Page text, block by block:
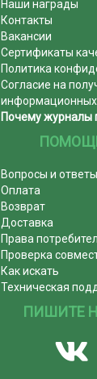
Наши награды
Контакты
Вакансии
Сертификаты
Политика
Согласие на
Почему журналы
Вопросы и ответы
Оплата
Возврат
Доставка
Права
Проверка
Как искать
Техническая
ПИШИТЕ